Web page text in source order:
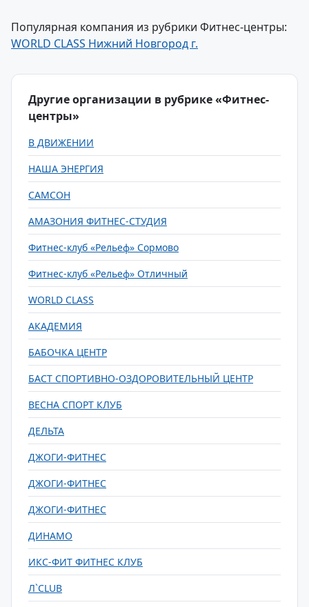
Популярная компания из рубрики Фитнес-центры:
WORLD CLASS Нижний Новгород г.
Другие организации в рубрике «Фитнес-
центры»
В ДВИЖЕНИИ
НАША ЭНЕРГИЯ
САМСОН
АМАЗОНИЯ ФИТНЕС-СТУДИЯ
Фитнес-клуб «Рельеф» Сормово
Фитнес-клуб «Рельеф» Отличный
WORLD CLASS
АКАДЕМИЯ
БАБОЧКА ЦЕНТР
БАСТ СПОРТИВНО-ОЗДОРОВИТЕЛЬНЫЙ ЦЕНТР
ВЕСНА СПОРТ КЛУБ
ДЕЛЬТА
ДЖОГИ-ФИТНЕС
ДЖОГИ-ФИТНЕС
ДЖОГИ-ФИТНЕС
ДИНАМО
ИКС-ФИТ ФИТНЕС КЛУБ
Л`CLUB